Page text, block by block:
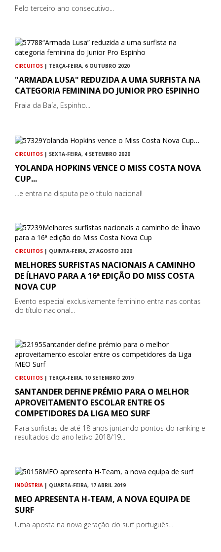
Pelo terceiro ano consecutivo...
CIRCUITOS | TERÇA-FEIRA, 6 OUTUBRO 2020
"ARMADA LUSA" REDUZIDA A UMA SURFISTA NA
CATEGORIA FEMININA DO JUNIOR PRO ESPINHO
Praia da Baía, Espinho...
CIRCUITOS | SEXTA-FEIRA, 4 SETEMBRO 2020
YOLANDA HOPKINS VENCE O MISS COSTA NOVA
CUP...
...e entra na disputa pelo título nacional!
CIRCUITOS | QUINTA-FEIRA, 27 AGOSTO 2020
MELHORES SURFISTAS NACIONAIS A CAMINHO
DE ÍLHAVO PARA A 16ª EDIÇÃO DO MISS COSTA
NOVA CUP
Evento especial exclusivamente feminino entra nas contas
do título nacional...
CIRCUITOS | TERÇA-FEIRA, 10 SETEMBRO 2019
SANTANDER DEFINE PRÉMIO PARA O MELHOR
APROVEITAMENTO ESCOLAR ENTRE OS
COMPETIDORES DA LIGA MEO SURF
Para surfistas de até 18 anos juntando pontos do ranking e
resultados do ano letivo 2018/19...
INDÚSTRIA | QUARTA-FEIRA, 17 ABRIL 2019
MEO APRESENTA H-TEAM, A NOVA EQUIPA DE
SURF
Uma aposta na nova geração do surf português...